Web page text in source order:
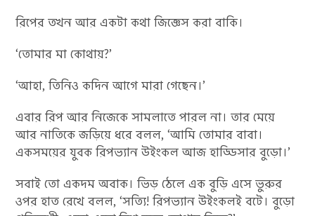
রিপের তখন আর একটা কথা জিজ্ঞেস করা বাকি।
‘তোমার মা কোথায়?’
‘আহা, তিনিও কদিন আগে মারা গেছেন।’
এবার রিপ আর নিজেকে সামলাতে পারল না। তার মেয়ে
আর নাতিকে জড়িয়ে ধরে বলল, ‘আমি তোমার বাবা।
একসময়ের যুবক রিপভ্যান উইংকল আজ হাড্ডিসার বুড়ো।’
সবাই তো একদম অবাক। ভিড় ঠেলে এক বুড়ি এসে ভুরুর
ওপর হাত রেখে বলল, ‘সত্যি! রিপভ্যান উইংকলই বটে। বুড়ো